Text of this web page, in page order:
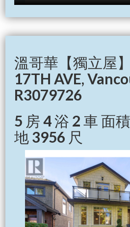
溫哥華【獨立屋
17TH AVE,
R3079726
5 房 4 浴 2 車 面
地 3956 尺